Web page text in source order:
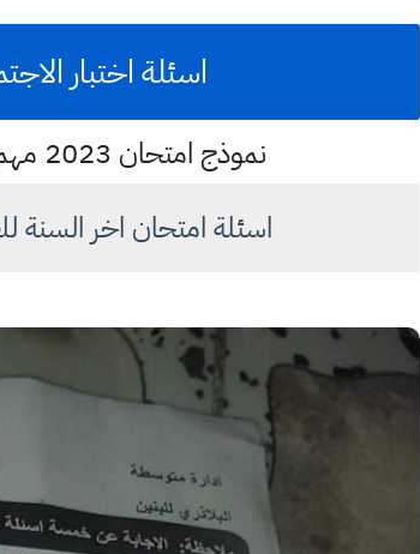
اسئلة اختبار
نموذج امتحان 2023 مهم للطالب لامتحان اخر العام السنة للعام الدراسي 2023
اسئلة امتحان اخر السنة للعام الدراسي 2023 مادة